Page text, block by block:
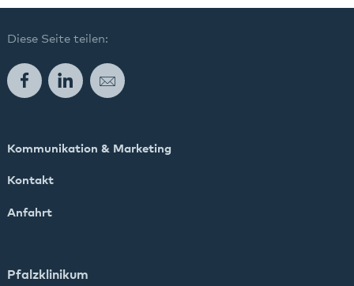
Diese Seite teilen:
FacebookLinkedInE-Mail
Kommunikation & Marketing
Kontakt
Anfahrt
Pfalzklinikum